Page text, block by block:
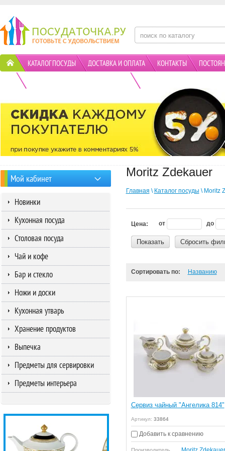
КАТАЛОГ ПОСУДЫ ДОСТАВКА И ОПЛАТА КОНТАКТЫ
Moritz Zdekauer
Главная \ Каталог посуды \ Moritz
Цена: от до
Показать Сбросить
Сортировать по: Названию
Сервиз чайный "Ангелика 814"
Артикул: 33864
Добавить к сравнению
Мой кабинет
Новинки
Кухонная посуда
Столовая посуда
Чай и кофе
Бар и стекло
Ножи и доски
Кухонная утварь
Хранение продуктов
Выпечка
Предметы для сервировки
Предметы интерьера